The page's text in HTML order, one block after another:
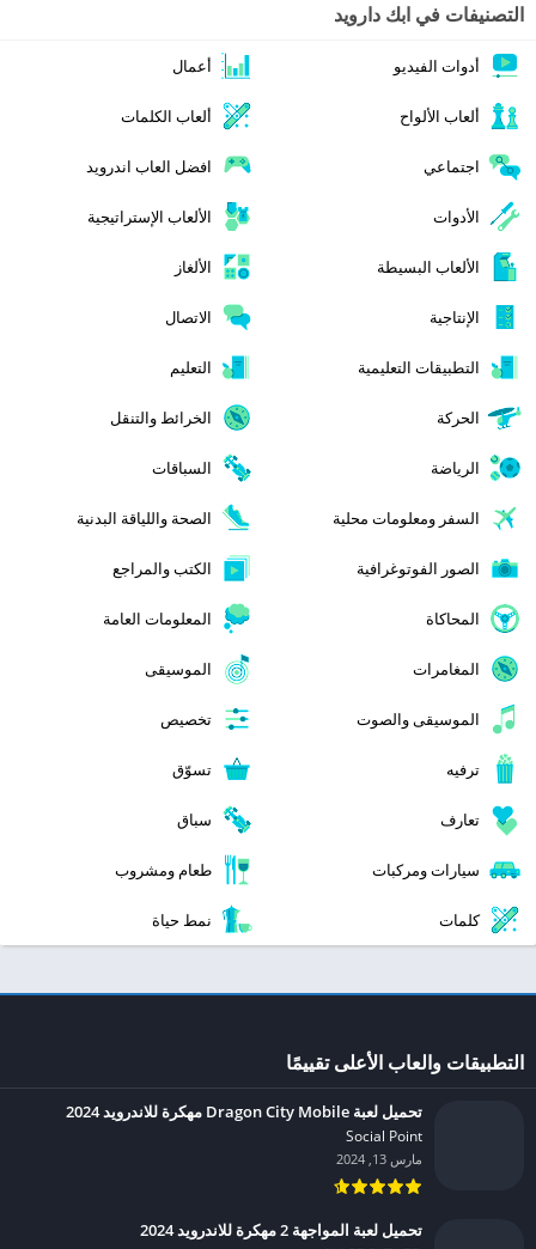
التصنيفات في ابك دارويد
أدوات الفيديو أعمال
ألعاب الألواح ألعاب الكلمات
اجتماعي افضل العاب اندرويد
الأدوات الألعاب الإستراتيجية
الألعاب البسيطة الألغاز
الإنتاجية الاتصال
التطبيقات التعليمية التعليم
الحركة الخرائط والتنقل
الرياضة السباقات
السفر ومعلومات محلية الصحة واللياقة البدنية
الصور الفوتوغرافية الكتب والمراجع
المحاكاة المعلومات العامة
المغامرات الموسيقى
الموسيقى والصوت تخصيص
ترفيه تسوّق
تعارف سباق
سيارات ومركبات طعام ومشروب
كلمات نمط حياة
التطبيقات والعاب الأعلى تقييمًا
تحميل لعبة Dragon City Mobile مهكرة للاندرويد 2024
Social Point‏
مارس 13, 2024
تحميل لعبة المواجهة 2 مهكرة للاندرويد 2024